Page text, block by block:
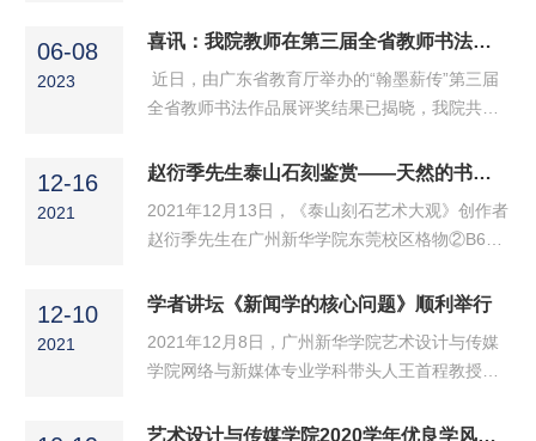
时担任裕德堂壶艺研究所副所长。他热情地向母
校老师介绍了裕德堂...
2022年度就业工作先进单位，三个专业最终就业
的共同努力，学院继2020年和2021年后再次获得
就业先进单位，并在全校十个优秀就业单位占3
先进单位锦旗 会上，我院杨贤春副院长就我院就
业工作经验进行分...
06-08
2023
喜讯：我院教师在第三届全省教师书法作品展中喜获佳绩
近日，由广东省教育厅举办的“翰墨薪传”第三届
全省教师书法作品展评奖结果已揭晓，我院共有
亭序》荣获毛笔组一等奖，吴鸿清的中堂作品
奖。 据悉，本次“翰墨薪传”第三届全省教师书法
作品展旨在进一步引导广大教师学习贯彻习近平
统文化，调动全省广大教师书法学习热情，提高
书法水平，推...
12-16
2021
赵衍季先生泰山石刻鉴赏——天然的书法展览
2021年12月13日，《泰山刻石艺术大观》创作者
赵衍季先生在广州新华学院东莞校区格物②B608
学术盛宴。此次讲座由广州新华学院主办、广州
研处承办。艺传院书法学赵浩民老师、汪兰婷老
师、沈洁老师以及艺传院书法方向各年级学生聆
12-10
2021
学者讲坛《新闻学的核心问题》顺利举行
​2021年12月8日，广州新华学院艺术设计与传媒
学院网络与新媒体专业学科带头人王首程教授在
闻学的核心问题”为主题的学术讲座，讲座时间为
艺术设计与传媒学院2020学年优良学风班初评公示